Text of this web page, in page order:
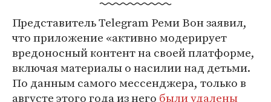
Представитель Telegram Реми Вон заявил,
что приложение «активно модерирует
вредоносный контент на своей платформе,
включая материалы о насилии над детьми.
По данным самого мессенджера, только в
августе этого года из него были удалены